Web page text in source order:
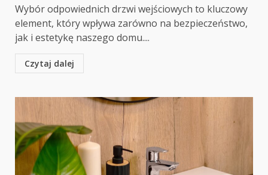
Wybór odpowiednich drzwi wejściowych to kluczowy
element, który wpływa zarówno na bezpieczeństwo,
jak i estetykę naszego domu....
Czytaj dalej